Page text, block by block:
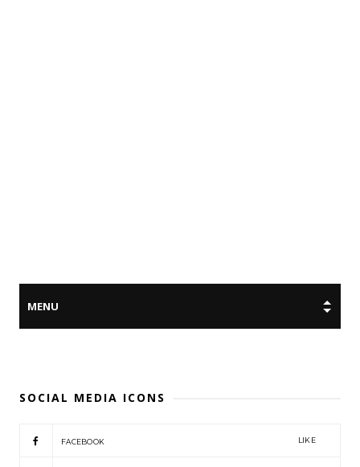
SOCIAL MEDIA ICONS
FACEBOOK LIKE